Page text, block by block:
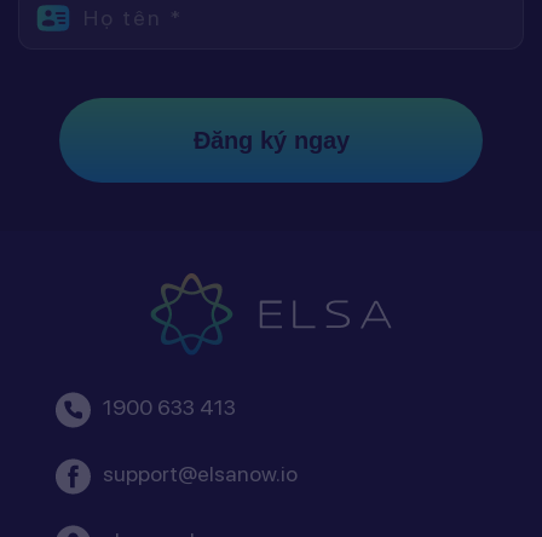
Họ tên *
Đăng ký ngay
1900 633 413
support@elsanow.io